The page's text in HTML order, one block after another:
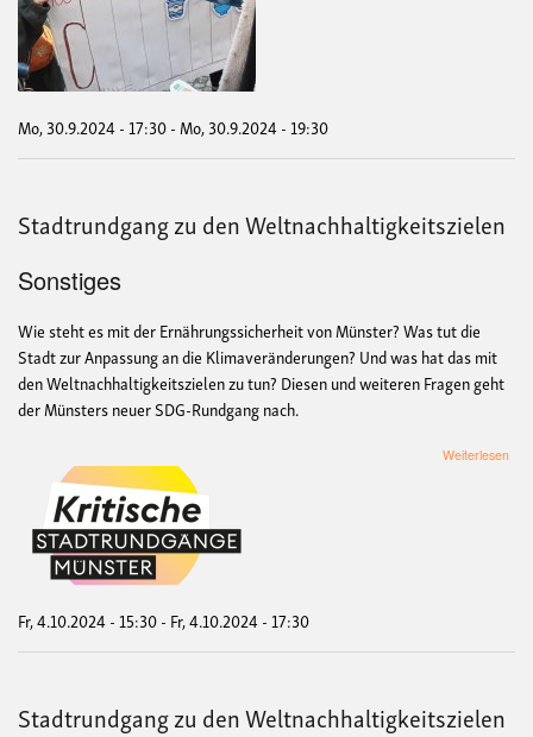
Mo, 30.9.2024 - 17:30-Mo, 30.9.2024 - 19:30
Stadtrundgang zu den Weltnachhaltigkeitszielen
Sonstiges
Wie steht es mit der Ernährungssicherheit von Münster? Was tut die
Stadt zur Anpassung an die Klimaveränderungen? Und was hat das mit
den Weltnachhaltigkeitszielen zu tun? Diesen und weiteren Fragen geht
der Münsters neuer SDG-Rundgang nach.
Weiterlesen
Fr, 4.10.2024 - 15:30- Fr, 4.10.2024 - 17:30
Stadtrundgang zu den Weltnachhaltigkeitszielen